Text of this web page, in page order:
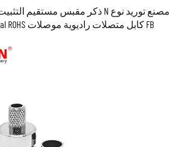
FB كابل متصلات راديوية موصلات Coaxial ROHS في المخزون